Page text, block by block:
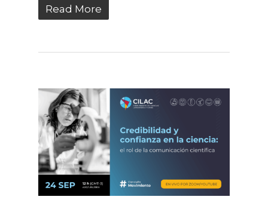
Read More